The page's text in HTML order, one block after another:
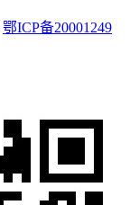
鄂ICP备20001249